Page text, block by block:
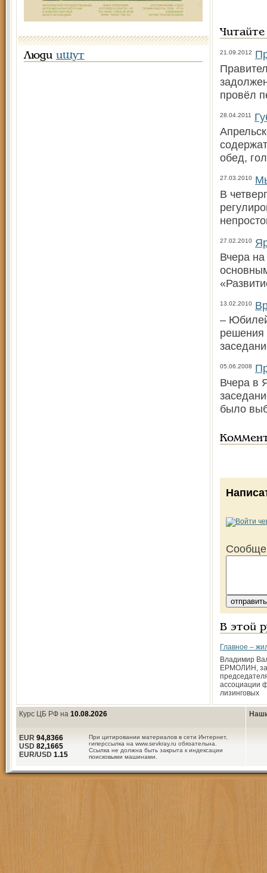
Люди ищут 21.09.2012
провёл
28.04.2011
обед,
27.03.2010
В
27.02.2010
Вчера
13.02.2010
–
решения
05.06.2008
Вчера в
было
В этой
Главное –
Владимир
ЕРМОЛИН,
ассоциации
лизинговых
Курс ЦБ РФ на 10.08.2026
При цитировании материалов в сети Интернет,
гиперссылка на www.sevkray.ru обязательна.
Ссылка не должна быть закрыта к индексации
поисковыми машинами.
EUR 94,8366
USD 82,1665
EUR/USD 1.15